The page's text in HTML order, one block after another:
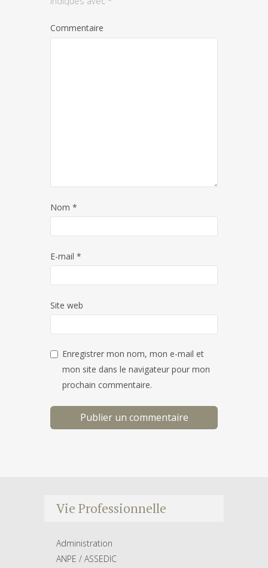
Commentaire
Nom *
E-mail *
Site web
Enregistrer mon nom, mon e-mail et
mon site dans le navigateur pour mon
prochain commentaire.
Vie Professionnelle
Administration
ANPE / ASSEDIC